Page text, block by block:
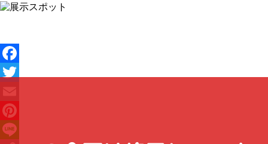
Facebook
Twitter
Email
Pinterest